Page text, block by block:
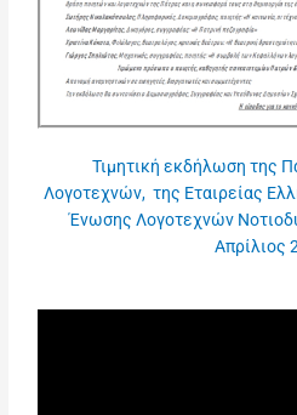
Τιμητική εκδήλωση της
Λογοτεχνών, της Εταιρείας
Ένωσης Λογοτεχνών
Απρίλιος